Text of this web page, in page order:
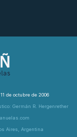
de octubre de 2006
Germán R. Hergenrether
Aires, Argentina